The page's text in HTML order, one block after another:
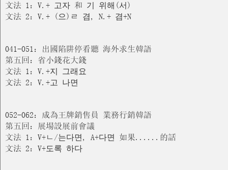
文法 1：V.+ 고자 和 기 위해(서)
文法 2：V.+ (으)ㄹ 겸, N.+ 겸+N
041-051：出國陷阱停看聽 海外求生韓語
第五回：省小錢花大錢
文法 1：V.+지 그래요
文法 2：V.+고 나면
052-062：成為王牌銷售員 業務行銷韓語
第五回：展場設展前會議
文法 1：V+ㄴ/는다면, A+다면 如果......的話
文法 2：V+도록 하다